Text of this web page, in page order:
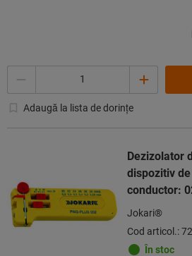
Adaugă la lista de dorințe
Dezizolator
dispozitiv
conductor:
Jokari®
Cod articol.:
În stoc